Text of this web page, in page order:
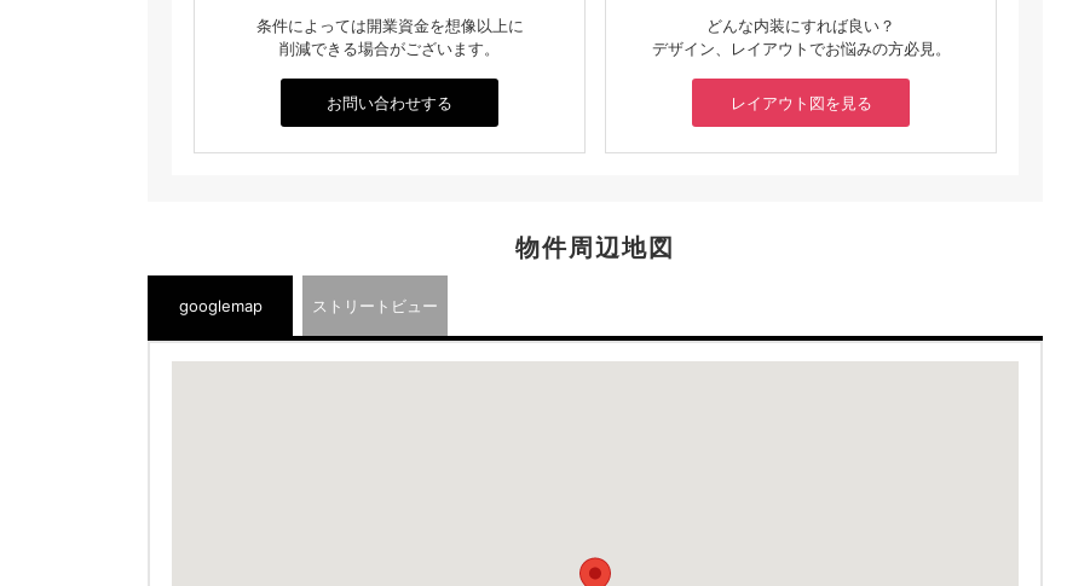
条件によっては開業資金を想像以上に
削減できる場合がございます。
お問い合わせする
どんな内装にすれば良い？
デザイン、レイアウトでお悩みの方必見。
レイアウト図を見る
物件周辺地図
googlemap ストリートビュー